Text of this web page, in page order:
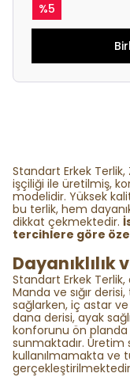
%5
Standart Erkek Terlik,
işçiliği ile üretilmiş,
modelidir. Yüksek
bu terlik, hem
dikkat çekmektedir.
tercihlere göre
Dayanıklılık
Standart Erkek
Manda ve sığır
sağlarken, iç astar ve
dana derisi, ayak
konforunu ön planda
sunmaktadır.
kullanılmamakta ve